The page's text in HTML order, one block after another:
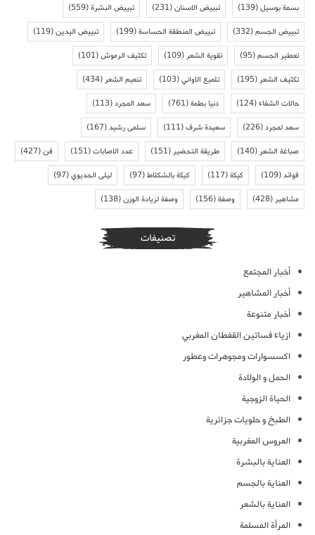
بسمة بوسيل(139) تبييض الاسنان(231) تبييض البشرة(559)
تبييض الجسم(332) تبييض المنطقة الحساسة(199) تبييض اليدين(119)
تعطير الجسم(95) تقوية الشعر(109) تكثيف الرموش(101)
تكثيف الشعر(195) تلميع الاواني(103) تنعيم الشعر(434)
حالات الشفاء(124) دنيا بطمة(761) سعد المجرد(113)
سعد لمجرد(226) سعيدة شرف(111) سلمى رشيد(167)
صباغة الشعر(140) طريقة التحضير(151) عدد الاصابات(151) فن(427)
فوائد(109) كيكة(117) كيكة بالشكلاط(97) ليلى الحديوي(97)
مشاهير(428) وصفة(156) وصفة لزيادة الوزن(138)
تصنيفات
أخبار المجتمع
أخبار المشاهير
أخبار متنوعة
ازياء فساتين القفطان المغربي
اكسسوارات ومجوهرات وعطور
الحمل و الولادة
الحياة الزوجية
الطبخ و حلويات جزائرية
العروس المغربية
العناية بالبشرة
العناية بالجسم
العناية بالشعر
المرأة المسلمة